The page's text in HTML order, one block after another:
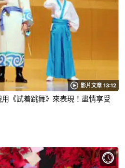
影片文章 13:12
《試着跳舞》來表現！盡情享受